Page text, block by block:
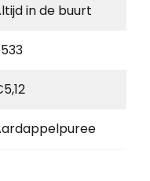
in de buurt